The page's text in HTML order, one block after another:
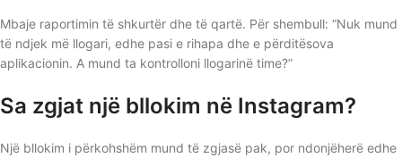
Mbaje raportimin të shkurtër dhe të qartë. Për shembull: “Nuk mund
të ndjek më llogari, edhe pasi e rihapa dhe e përditësova
aplikacionin. A mund ta kontrolloni llogarinë time?”
Sa zgjat një bllokim në Instagram?
Një bllokim i përkohshëm mund të zgjasë pak, por ndonjëherë edhe